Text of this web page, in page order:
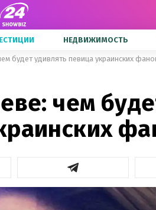
НЕДВИЖИМОСТЬ
будет удивлять певица украинских
чем